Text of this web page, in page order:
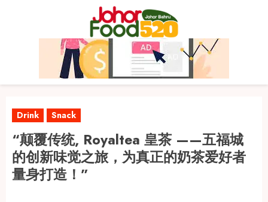
Drink Snack
“颠覆传统, Royaltea 皇茶 ——五福城
的创新味觉之旅，为真正的奶茶爱好者
量身打造！”